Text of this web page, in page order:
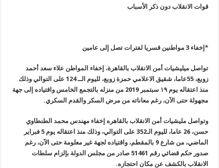
قوات الانقلاب دون ذكر الأسباب
*إخفاء 3 مواطنين قسريا لفترات تصل إلى عامين
تواصل ميليشيات أمن الانقلاب بالقاهرة، إخفاء المواطن علاء سعد أحمد
زوبع، 55عاما، شقيق الاعلامي حمزة زوبع، لليوم الــ 124 على التوالي وذلك
منذ اعتقاله يوم ١٩ سبتمبر 2019 من منزله بالتجمع الخامس واقتياده إلى جهة
مجهولة حتى الآن، رغم معاناته من مرض السكر والقدم السكري.
وتواصل مليشيات أمن الانقلاب بالقاهره إخفاء مهندس محمد الطنطاوي
حسن،26
عاما، لليوم الـ352 على التوالي، وذلك منذ اعتقاله يوم 5 فبراير
الماضي، من شارع 9 بالمقطم، واقتياده لجهة غير معلومة حتى الآن، رغم
صدور حكم قضائي رقم 51461 صادر من مجلس الدولة بإلزام سلطات
الانقلاب بالكشف عن مكان احتجازه.